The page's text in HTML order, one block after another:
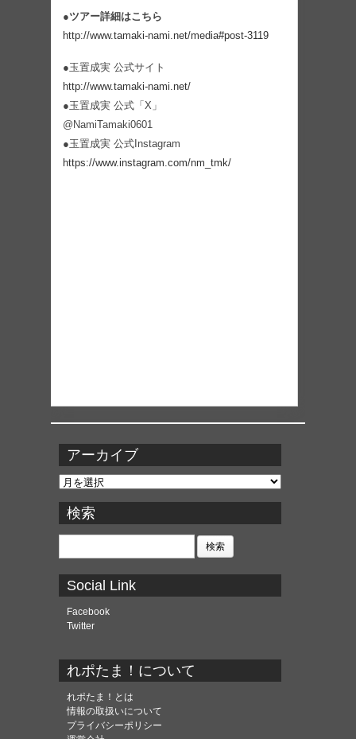
●ツアー詳細はこちら
http://www.tamaki-nami.net/media#post-3119
●玉置成実 公式サイト
http://www.tamaki-nami.net/
●玉置成実 公式「X」
@NamiTamaki0601
●玉置成実 公式Instagram
https://www.instagram.com/nm_tmk/
アーカイブ
ア
カ
イ
ブ
検索
検
Social Link
Facebook
Twitter
れポたま！について
れポたま！とは
情報の取扱いについて
プライバシーポリシー